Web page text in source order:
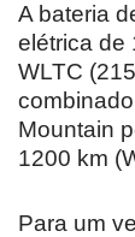
A bateria
elétrica de
WLTC
Mountain
1200 km
Para um